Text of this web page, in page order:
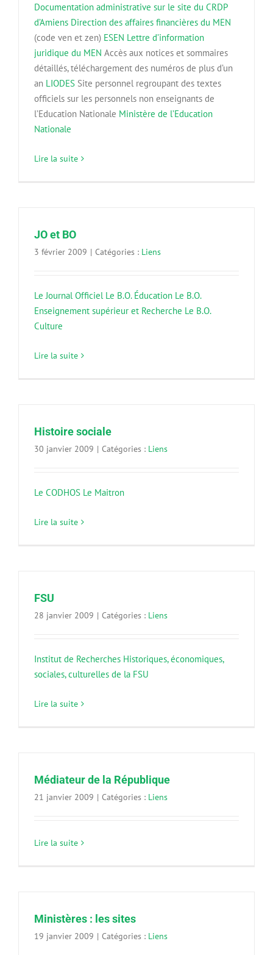
Documentation administrative sur le site du CRDP
d’Amiens Direction des affaires financières du MEN
(code ven et zen) ESEN Lettre d’information
juridique du MEN Accès aux notices et sommaires
détaillés, téléchargement des numéros de plus d’un
an LIODES Site personnel regroupant des textes
officiels sur les personnels non enseignants de
l’Education Nationale Ministère de l’Education
Nationale
Lire la suite
JO et BO
3 février 2009 | Catégories : Liens
Le Journal Officiel Le B.O. Éducation Le B.O.
Enseignement supérieur et Recherche Le B.O.
Culture
Lire la suite
Histoire sociale
30 janvier 2009 | Catégories : Liens
Le CODHOS Le Maitron
Lire la suite
FSU
28 janvier 2009 | Catégories : Liens
Institut de Recherches Historiques, économiques,
sociales, culturelles de la FSU
Lire la suite
Médiateur de la République
21 janvier 2009 | Catégories : Liens
Lire la suite
Ministères : les sites
19 janvier 2009 | Catégories : Liens